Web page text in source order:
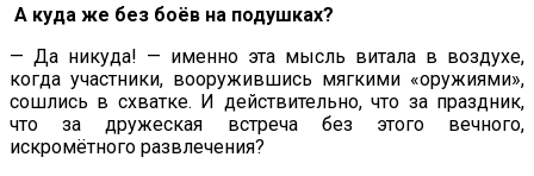
А куда же без боёв на подушках?
— Да никуда! — именно эта мысль витала в воздухе,
когда участники, вооружившись мягкими «оружиями»,
сошлись в схватке. И действительно, что за праздник,
что за дружеская встреча без этого вечного,
искромётного развлечения?